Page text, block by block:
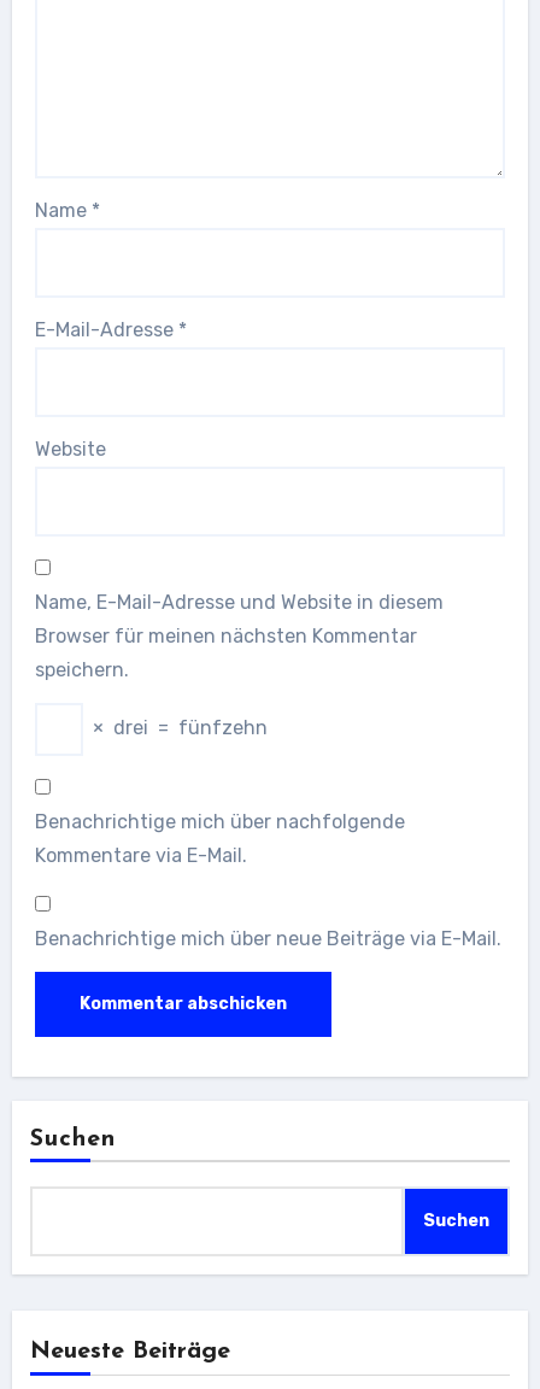
Name *
E-Mail-Adresse *
Website
Name, E-Mail-Adresse und Website in diesem
Browser für meinen nächsten Kommentar
speichern.
× drei = fünfzehn
Benachrichtige mich über nachfolgende
Kommentare via E-Mail.
Benachrichtige mich über neue Beiträge via E-Mail.
Suchen
Suchen
Neueste Beiträge